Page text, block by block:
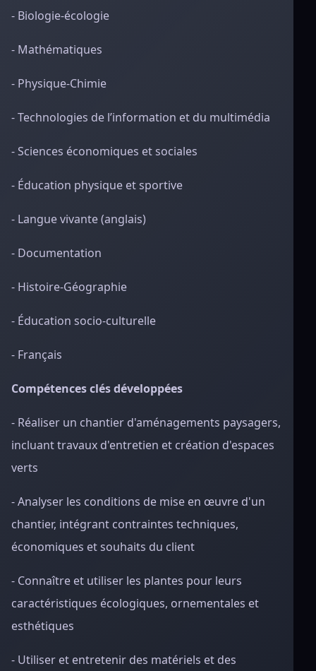
- Biologie-écologie
- Mathématiques
- Physique-Chimie
- Technologies de l’information et du multimédia
- Sciences économiques et sociales
- Éducation physique et sportive
- Langue vivante (anglais)
- Documentation
- Histoire-Géographie
- Éducation socio-culturelle
- Français
Compétences clés développées
- Réaliser un chantier d'aménagements paysagers,
incluant travaux d'entretien et création d'espaces
verts
- Analyser les conditions de mise en œuvre d'un
chantier, intégrant contraintes techniques,
économiques et souhaits du client
- Connaître et utiliser les plantes pour leurs
caractéristiques écologiques, ornementales et
esthétiques
- Utiliser et entretenir des matériels et des